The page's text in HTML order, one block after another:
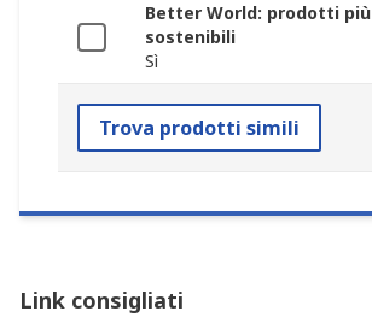
Better World: prodotti più
sostenibili
Sì
Trova prodotti simili
Link consigliati